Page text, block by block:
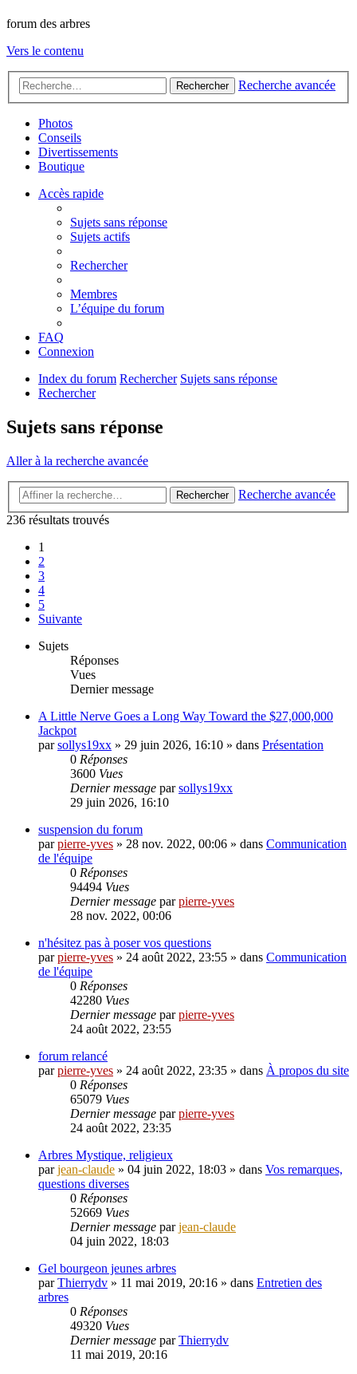
forum des arbres
Vers le contenu
Rechercher Recherche avancée
Photos
Conseils
Divertissements
Boutique
Accès rapide
Sujets sans réponse
Sujets actifs
Rechercher
Membres
L’équipe du forum
FAQ
Connexion
Index du forum Rechercher Sujets sans réponse
Rechercher
Sujets sans réponse
Aller à la recherche avancée
Rechercher
Recherche avancée
236 résultats trouvés
1
2
3
4
5
Suivante
Sujets
Réponses
Vues
Dernier message
A Little Nerve Goes a Long Way Toward the $27,000,000
Jackpot
parsollys19xx » 29 juin 2026, 16:10 » dans Présentation
0 Réponses
3600 Vues
Dernier message parsollys19xx
29 juin 2026, 16:10
suspension du forum
parpierre-yves » 28 nov. 2022, 00:06 » dans Communication
de l'équipe
0 Réponses
94494 Vues
Dernier message parpierre-yves
28 nov. 2022, 00:06
n'hésitez pas à poser vos questions
parpierre-yves » 24 août 2022, 23:55 » dans Communication
de l'équipe
0 Réponses
42280 Vues
Dernier message parpierre-yves
24 août 2022, 23:55
forum relancé
parpierre-yves » 24 août 2022, 23:35 » dans À propos du site
0 Réponses
65079 Vues
Dernier message parpierre-yves
24 août 2022, 23:35
Arbres Mystique, religieux
parjean-claude » 04 juin 2022, 18:03 » dans Vos remarques,
questions diverses
0 Réponses
52669 Vues
Dernier message parjean-claude
04 juin 2022, 18:03
Gel bourgeon jeunes arbres
parThierrydv » 11 mai 2019, 20:16 » dans Entretien des
arbres
0 Réponses
49320 Vues
Dernier message parThierrydv
11 mai 2019, 20:16